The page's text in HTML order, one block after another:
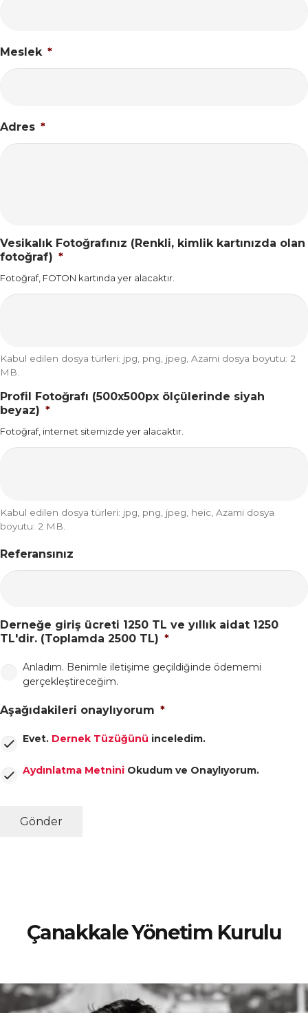
Meslek *
Adres *
Vesikalık Fotoğrafınız (Renkli, kimlik kartınızda olan
fotoğraf) *
Fotoğraf, FOTON kartında yer alacaktır.
Kabul edilen dosya türleri: jpg, png, jpeg, Azami dosya boyutu: 2
MB.
Profil Fotoğrafı (500x500px ölçülerinde siyah
beyaz) *
Fotoğraf, internet sitemizde yer alacaktır.
Kabul edilen dosya türleri: jpg, png, jpeg, heic, Azami dosya
boyutu: 2 MB.
Referansınız
Derneğe giriş ücreti 1250 TL ve yıllık aidat 1250
TL'dir. (Toplamda 2500 TL) *
Anladım. Benimle iletişime geçildiğinde ödememi
gerçekleştireceğim.
Aşağıdakileri onaylıyorum *
Evet. Dernek Tüzüğünü inceledim.
Aydınlatma Metnini Okudum ve Onaylıyorum.
Gönder
Çanakkale Yönetim Kurulu